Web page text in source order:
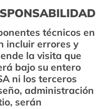
técnicos en
incluir errores y
la visita que
bajo su entero
ni los terceros
administración
serán